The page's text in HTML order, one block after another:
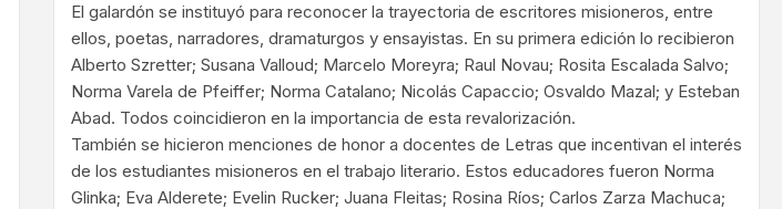
El galardón se instituyó para reconocer la trayectoria de escritores misioneros, entre
ellos, poetas, narradores, dramaturgos y ensayistas. En su primera edición lo recibieron
Alberto Szretter; Susana Valloud; Marcelo Moreyra; Raul Novau; Rosita Escalada Salvo;
Norma Varela de Pfeiffer; Norma Catalano; Nicolás Capaccio; Osvaldo Mazal; y Esteban
Abad. Todos coincidieron en la importancia de esta revalorización.
También se hicieron menciones de honor a docentes de Letras que incentivan el interés
de los estudiantes misioneros en el trabajo literario. Estos educadores fueron Norma
Glinka; Eva Alderete; Evelin Rucker; Juana Fleitas; Rosina Ríos; Carlos Zarza Machuca;